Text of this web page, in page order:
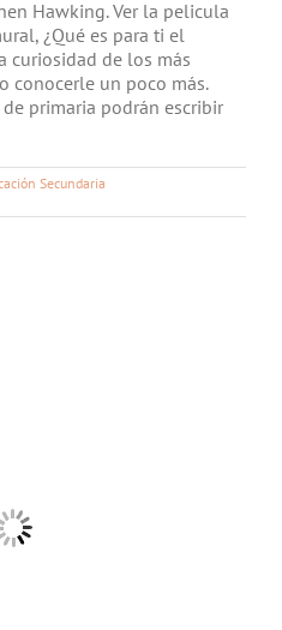
Hawking. Ver la pelicula
¿Qué es para ti el
curiosidad de los más
conocerle un poco más.
primaria podrán escribir
Secundaria